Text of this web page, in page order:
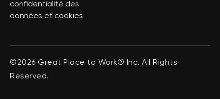
confidentialité des
données et cookies
©2026 Great Place to Work® Inc. All Rights
Reserved.